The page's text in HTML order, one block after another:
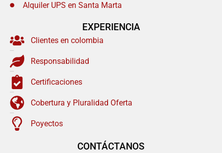
Alquiler UPS en Santa Marta
EXPERIENCIA
Clientes en colombia
Responsabilidad
Certificaciones
Cobertura y Pluralidad Oferta
Poyectos
CONTÁCTANOS